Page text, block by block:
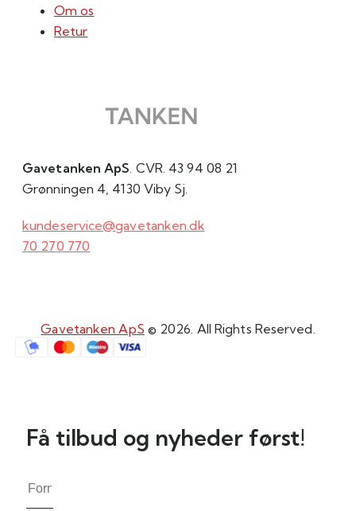
Om os
Retur
Gavetanken ApS . CVR. 43 94 08 21
Grønningen 4, 4130 Viby Sj.
kundeservice@gavetanken.dk
70 270 770
Gavetanken ApS © 2026. All Rights Reserved.
Få tilbud og nyheder først!